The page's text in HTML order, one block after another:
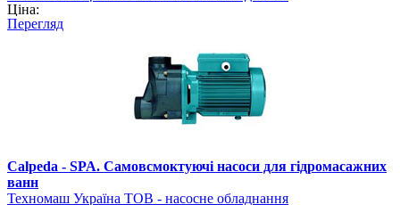
Ціна:
Перегляд
Calpeda - SPA. Самовсмоктуючі насоси для гідромасажних
ванн
Техномаш Україна ТОВ - насосне обладнання